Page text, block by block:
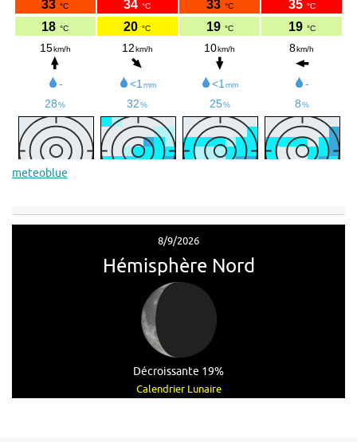
meteoblue
8/9/2026
Hémisphère Nord
Décroissante 19%
Calendrier Lunaire